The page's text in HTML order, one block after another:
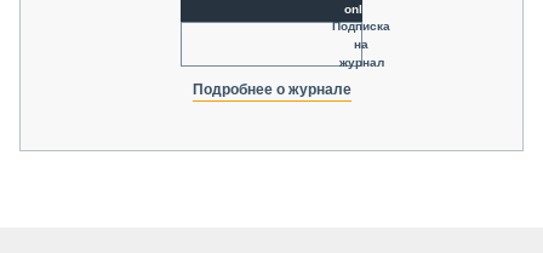
online
Подписка
на
журнал
Подробнее о журнале